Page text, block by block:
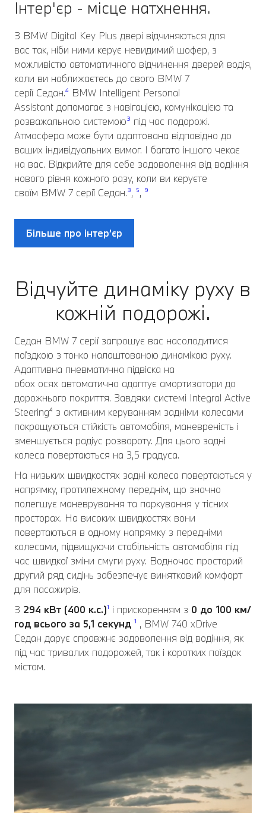
Інтер'єр - місце натхнення.
З BMW Digital Key Plus двері відчиняються для
вас так, ніби ними керує невидимий шофер, з
можливістю автоматичного відчинення дверей водія,
коли ви наближаєтесь до свого BMW 7
серії Седан.⁴ BMW Intelligent Personal
Assistant допомагає з навігацією, комунікацією та
розважальною системою³ під час подорожі.
Атмосфера може бути адаптована відповідно до
ваших індивідуальних вимог. І багато іншого чекає
на вас. Відкрийте для себе задоволення від водіння
нового рівня кожного разу, коли ви керуєте
своїм BMW 7 серії Седан.³, ⁵, ⁹
Більше про інтер’єр
Відчуйте динаміку руху в
кожній подорожі.
Седан BMW 7 серії запрошує вас насолодитися
поїздкою з тонко налаштованою динамікою руху.
Адаптивна пневматична підвіска на
обох осях автоматично адаптує амортизатори до
дорожнього покриття. Завдяки системі Integral Active
Steering⁴ з активним керуванням задніми колесами
покращуються стійкість автомобіля, маневреність і
зменшується радіус розвороту. Для цього задні
колеса повертаються на 3,5 градуса.
На низьких швидкостях задні колеса повертаються у
напрямку, протилежному переднім, що значно
полегшує маневрування та паркування у тісних
просторах. На високих швидкостях вони
повертаються в одному напрямку з передніми
колесами, підвищуючи стабільність автомобіля під
час швидкої зміни смуги руху. Водночас просторий
другий ряд сидінь забезпечує винятковий комфорт
для пасажирів.
З 294 кВт (400 к.с.)¹ і прискоренням з 0 до 100 км/
год всього за 5,1 секунд ¹ , BMW 740 xDrive
Седан дарує справжнє задоволення від водіння, як
під час тривалих подорожей, так і коротких поїздок
містом.